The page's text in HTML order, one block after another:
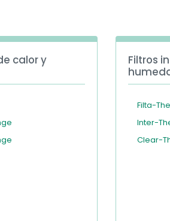
calor y
Filtros
Filta-
Inter-
Clear-